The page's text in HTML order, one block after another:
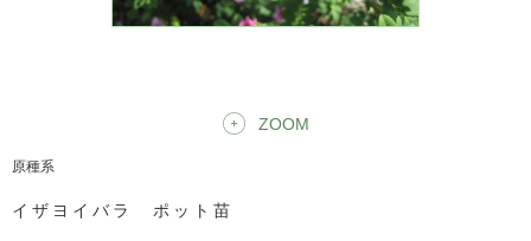
ZOOM
原種系
イザヨイバラ ポット苗